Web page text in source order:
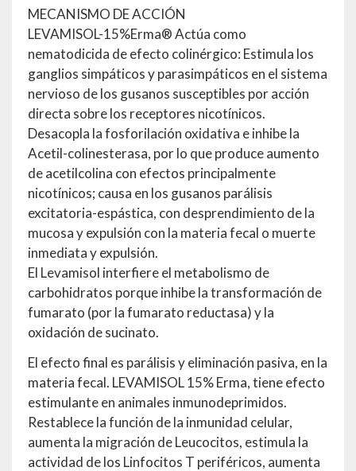
MECANISMO DE ACCIÓN
LEVAMISOL-15%Erma® Actúa como
nematodicida de efecto colinérgico: Estimula los
ganglios simpáticos y parasimpáticos en el sistema
nervioso de los gusanos susceptibles por acción
directa sobre los receptores nicotínicos.
Desacopla la fosforilación oxidativa e inhibe la
Acetil-colinesterasa, por lo que produce aumento
de acetilcolina con efectos principalmente
nicotínicos; causa en los gusanos parálisis
excitatoria-espástica, con desprendimiento de la
mucosa y expulsión con la materia fecal o muerte
inmediata y expulsión.
El Levamisol interfiere el metabolismo de
carbohidratos porque inhibe la transformación de
fumarato (por la fumarato reductasa) y la
oxidación de sucinato.
El efecto final es parálisis y eliminación pasiva, en la
materia fecal. LEVAMISOL 15% Erma, tiene efecto
estimulante en animales inmunodeprimidos.
Restablece la función de la inmunidad celular,
aumenta la migración de Leucocitos, estimula la
actividad de los Linfocitos T periféricos, aumenta